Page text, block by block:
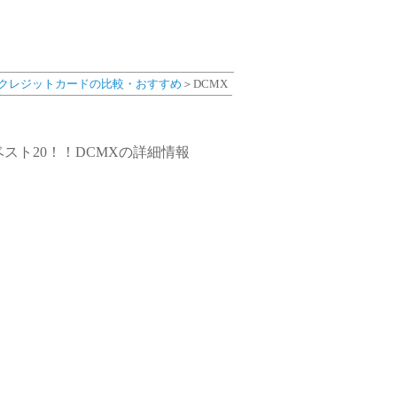
レジットカードの比較・おすすめ ＞DCMX
ト20！！DCMXの詳細情報